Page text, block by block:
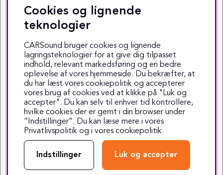
Sociale medier
Facebook
Instagram
Youtube
TikTok
Copyright © 1999-2025 CARSound
Middelfartvej 3 - 5000 Odense C - Tlf. 70 70 70 47
Cookies og lignende
teknologier
CARSound bruger cookies og lignende
lagringsteknologier for at give dig tilpasset
indhold, relevant markedsføring og en bedre
oplevelse af vores hjemmeside. Du bekræfter, at
du har læst vores cookiepolitik og accepterer
vores brug af cookies ved at klikke på "Luk og
accepter". Du kan selv til enhver tid kontrollere,
hvilke cookies der er gemt i din browser under
”Indstillinger”. Du kan læse mere i vores
Privatlivspolitik og i vores cookiepolitik.
Indstillinger Luk og accepter